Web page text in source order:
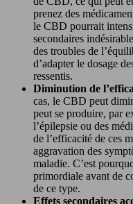
prenez des
le CBD pourrait
secondaires
des troubles de
d’adapter le dosage
ressentis.
Diminution de
cas, le CBD peut
peut se produire, par
l’épilepsie ou des
de l’efficacité de ces
aggravation des
maladie. C’est
primordiale avant de
de ce type.
Effets secondaires